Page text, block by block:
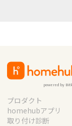
powered by
プロダクト
homehubアプリ
取り付け診断